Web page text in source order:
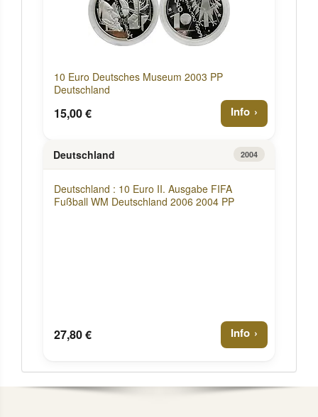
10 Euro Deutsches Museum 2003 PP
Deutschland
15,00 € Info
Deutschland 2004
Deutschland : 10 Euro II. Ausgabe FIFA
Fußball WM Deutschland 2006 2004 PP
27,80 € Info